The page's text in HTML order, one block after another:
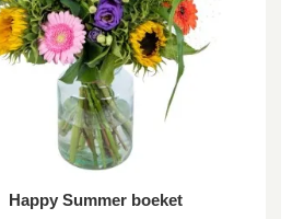
Happy Summer boeket